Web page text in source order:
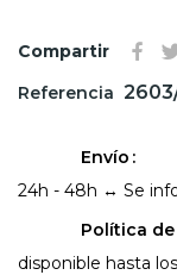
Compartir
Referencia
Envío
24h - 48h ↔ Se
Política
disponible hasta